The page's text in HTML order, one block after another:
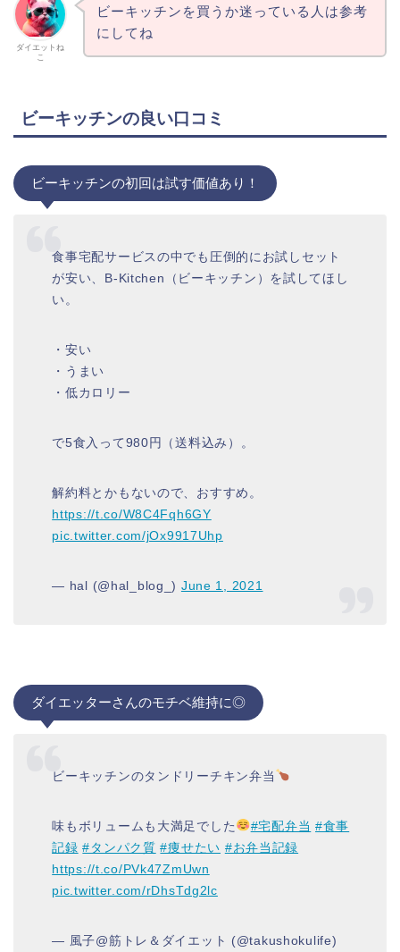
ダイエットね
こ
ビーキッチンを買うか迷っている人は参考
にしてね
ビーキッチンの良い口コミ
ビーキッチンの初回は試す価値あり！
食事宅配サービスの中でも圧倒的にお試しセット
が安い、B-Kitchen（ビーキッチン）を試してほし
い。
・安い
・うまい
・低カロリー
で5食入って980円（送料込み）。
解約料とかもないので、おすすめ。
https://t.co/W8C4Fqh6GY
pic.twitter.com/jOx9917Uhp
— hal (@hal_blog_) June 1, 2021
ダイエッターさんのモチベ維持に◎
ビーキッチンのタンドリーチキン弁当
味もボリュームも大満足でした #宅配弁当 #食事
記録 #タンパク質 #痩せたい #お弁当記録
https://t.co/PVk47ZmUwn
pic.twitter.com/rDhsTdg2lc
— 風子@筋トレ＆ダイエット (@takushokulife)